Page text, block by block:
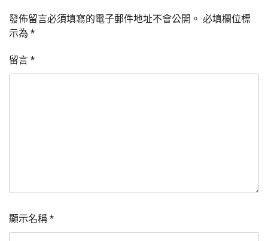
發佈留言必須填寫的電子郵件地址不會公開。 必填欄位標
示為 *
留言 *
顯示名稱 *